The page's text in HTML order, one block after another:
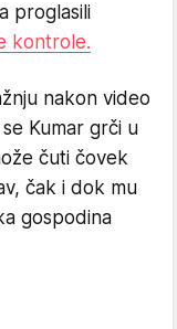
proglasili
kontrole.
nakon video
Kumar grči u
čuti čovek
čak i dok mu
gospodina